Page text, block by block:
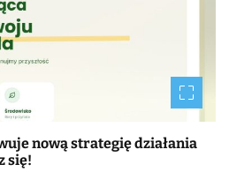
nową strategię działania
się!